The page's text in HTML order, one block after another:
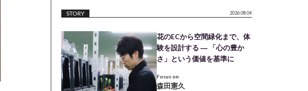
STORY 2026.08.04
花のECから空間緑化まで、体
験を設計する ― 「心の豊か
さ」という価値を基準に
Focus on
森田憲久